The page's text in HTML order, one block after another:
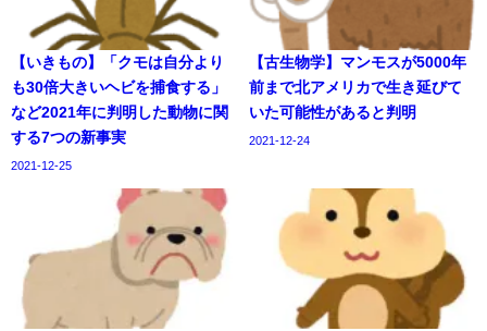
【いきもの】「クモは自分より
も30倍大きいヘビを捕食する」
など2021年に判明した動物に関
する7つの新事実
2021-12-25
【古生物学】マンモスが5000年
前まで北アメリカで生き延びて
いた可能性があると判明
2021-12-24